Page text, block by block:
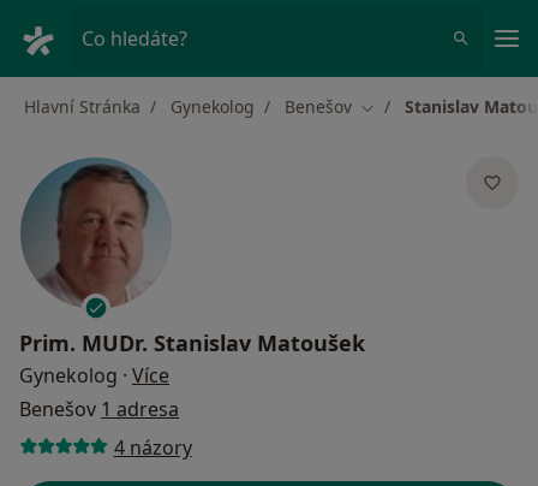
Co hledáte?
Hlavní Stránka Gynekolog Benešov Změna města
Stanislav
Prim. MUDr. Stanislav Matoušek
Gynekolog · Více
Benešov 1 adresa
4 názory